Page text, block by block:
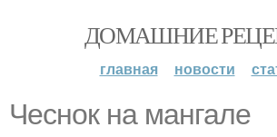
ДОМАШНИЕ
главная новости
Чеснок на мангале